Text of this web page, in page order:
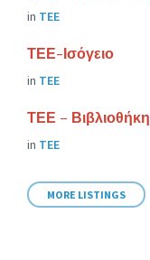
in ΤΕΕ
ΤΕΕ-Ισόγειο
in ΤΕΕ
ΤΕΕ – Βιβλιοθήκη
in ΤΕΕ
MORE LISTINGS